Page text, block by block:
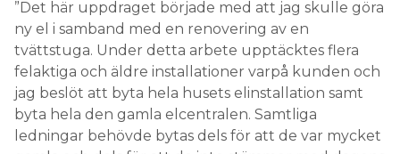
jag beslöt att byta hela husets elinstallation samt
byta hela den gamla elcentralen. Samtliga
ledningar behövde bytas dels för att de var mycket
gamla och dels för att de inte stämmer med dagens
färgkombination. Det var dessutom feldraget,
belysningen i hallen hade samma säkring som
kylskåpet. Det kändes lite svårt att upprätta en bra